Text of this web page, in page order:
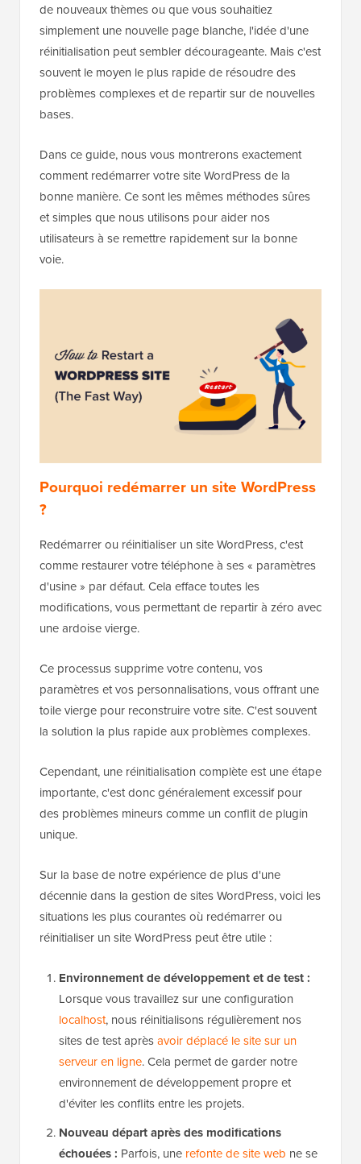
de nouveaux thèmes ou que vous souhaitiez
simplement une nouvelle page blanche, l'idée d'une
réinitialisation peut sembler décourageante. Mais c'est
souvent le moyen le plus rapide de résoudre des
problèmes complexes et de repartir sur de nouvelles
bases.
Dans ce guide, nous vous montrerons exactement
comment redémarrer votre site WordPress de la
bonne manière. Ce sont les mêmes méthodes sûres
et simples que nous utilisons pour aider nos
utilisateurs à se remettre rapidement sur la bonne
voie.
Pourquoi redémarrer un site WordPress
?
Redémarrer ou réinitialiser un site WordPress, c'est
comme restaurer votre téléphone à ses « paramètres
d'usine » par défaut. Cela efface toutes les
modifications, vous permettant de repartir à zéro avec
une ardoise vierge.
Ce processus supprime votre contenu, vos
paramètres et vos personnalisations, vous offrant une
toile vierge pour reconstruire votre site. C'est souvent
la solution la plus rapide aux problèmes complexes.
Cependant, une réinitialisation complète est une étape
importante, c'est donc généralement excessif pour
des problèmes mineurs comme un conflit de plugin
unique.
Sur la base de notre expérience de plus d'une
décennie dans la gestion de sites WordPress, voici les
situations les plus courantes où redémarrer ou
réinitialiser un site WordPress peut être utile :
Environnement de développement et de test :
Lorsque vous travaillez sur une configuration
localhost, nous réinitialisons régulièrement nos
sites de test aprèsavoir déplacé le site sur un
serveur en ligne. Cela permet de garder notre
environnement de développement propre et
d'éviter les conflits entre les projets.
Nouveau départ après des modifications
échouées : Parfois, une refonte de site web ne se